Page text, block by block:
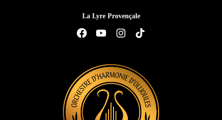
La Lyre Provençale
Élément
de
Élément
de
Élément
de
Élément
de